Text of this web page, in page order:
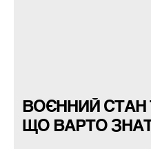
ВОЄННИЙ СТАН
ЩО ВАРТО